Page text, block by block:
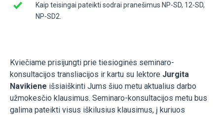
Kaip teisingai pateikti sodrai pranešimus NP-SD, 12-SD,
NP-SD2.
Kviečiame prisijungti prie tiesioginės seminaro-
konsultacijos transliacijos ir kartu su lektore Jurgita
Navikiene išsiaiškinti Jums šiuo metu aktualius darbo
užmokesčio klausimus. Seminaro-konsultacijos metu bus
galima pateikti visus iškilusius klausimus, į kuriuos